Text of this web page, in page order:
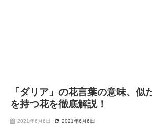
「ダリア」の花言葉の意味、似
を持つ花を徹底解説！
2021年6月6日 2021年6月6日